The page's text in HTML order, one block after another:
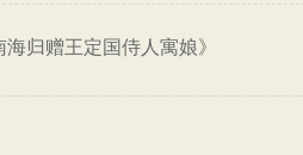
归赠王定国侍人寓娘》